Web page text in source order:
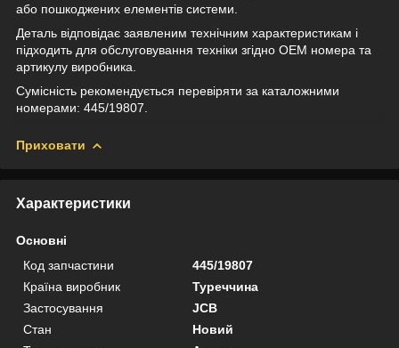
або пошкоджених елементів системи.
Деталь відповідає заявленим технічним характеристикам і
підходить для обслуговування техніки згідно OEM номера та
артикулу виробника.
Сумісність рекомендується перевіряти за каталожними
номерами: 445/19807.
Приховати
Характеристики
Основні
Код запчастини
445/19807
Країна виробник
Туреччина
Застосування
JCB
Стан
Новий